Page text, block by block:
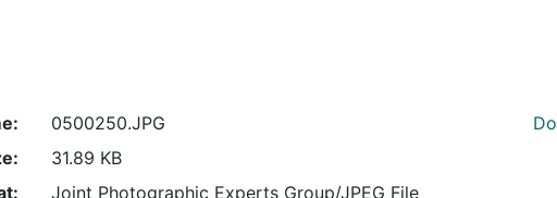
0500250.JPG
31.89 KB
Joint Photographic Experts Group/JPEG File